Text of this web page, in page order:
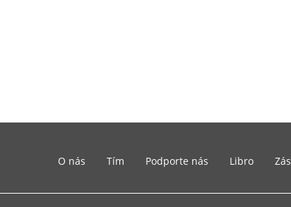
O nás Tím Podporte nás Libro